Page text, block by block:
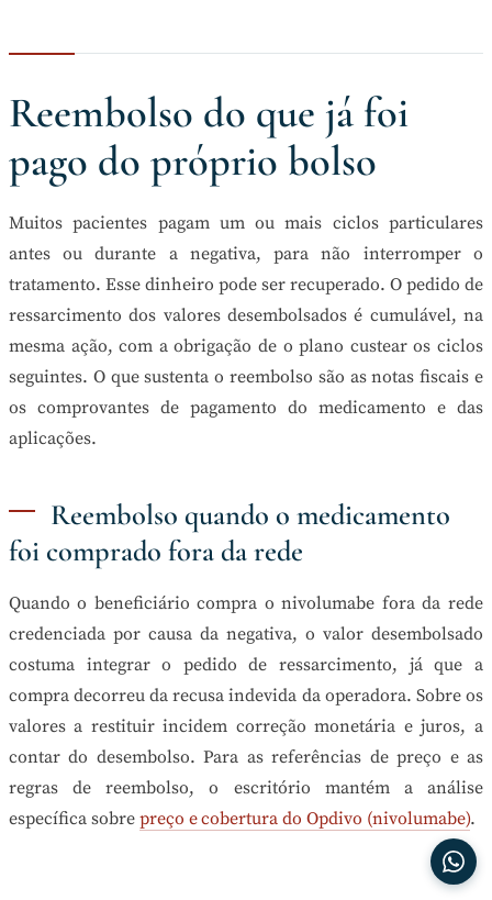
Reembolso do que já foi
pago do próprio bolso
Muitos pacientes pagam um ou mais ciclos particulares
antes ou durante a negativa, para não interromper o
tratamento. Esse dinheiro pode ser recuperado. O pedido de
ressarcimento dos valores desembolsados é cumulável, na
mesma ação, com a obrigação de o plano custear os ciclos
seguintes. O que sustenta o reembolso são as notas fiscais e
os comprovantes de pagamento do medicamento e das
aplicações.
Reembolso quando o medicamento
foi comprado fora da rede
Quando o beneficiário compra o nivolumabe fora da rede
credenciada por causa da negativa, o valor desembolsado
costuma integrar o pedido de ressarcimento, já que a
compra decorreu da recusa indevida da operadora. Sobre os
valores a restituir incidem correção monetária e juros, a
contar do desembolso. Para as referências de preço e as
regras de reembolso, o escritório mantém a análise
específica sobre preço e cobertura do Opdivo (nivolumabe).